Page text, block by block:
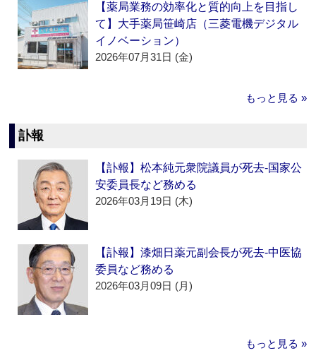
【薬局業務の効率化と質的向上を目指し
て】大手薬局笹崎店（三菱電機デジタル
イノベーション）
2026年07月31日 (金)
もっと見る »
訃報
【訃報】松本純元衆院議員が死去‐国家公
安委員長など務める
2026年03月19日 (木)
【訃報】漆畑日薬元副会長が死去‐中医協
委員など務める
2026年03月09日 (月)
もっと見る »